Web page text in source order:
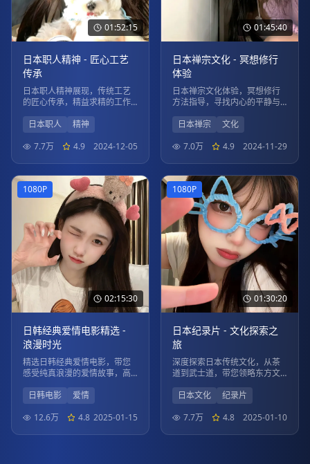
01:52:15
日本职人精神 - 匠心工艺
传承
日本职人精神展现，传统工艺
的匠心传承，精益求精的工作
日本职人
精神
7.7万
4.9 2024-12-05
01:45:40
日本禅宗文化 - 冥想修行
体验
日本禅宗文化体验，冥想修行
方法指导，寻找内心的平静与
日本禅宗
文化
7.0万
4.9 2024-11-29
02:15:30
1080P
日韩经典爱情电影精选 -
浪漫时光
精选日韩经典爱情电影，带您
感受纯真浪漫的爱情故事，高
日韩电影
爱情
12.6万
4.8 2025-01-15
01:30:20
1080P
日本纪录片 - 文化探索之
旅
深度探索日本传统文化，从茶
道到武士道，带您领略东方文
日本文化
纪录片
7.7万
4.8 2025-01-10